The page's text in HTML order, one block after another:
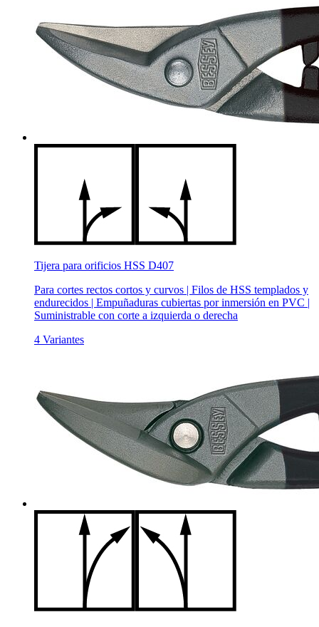
Tijera para orificios HSS D407
Para cortes rectos cortos y curvos | Filos de HSS templados y
endurecidos | Empuñaduras cubiertas por inmersión en PVC |
Suministrable con corte a izquierda o derecha
4 Variantes